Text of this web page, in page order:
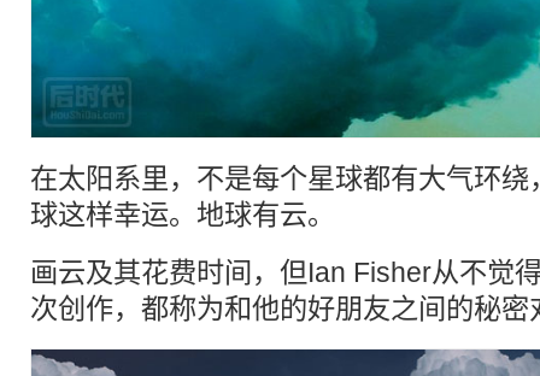
在太阳系里，不是每个星球都有大气环
球这样幸运。地球有云。
画云及其花费时间，但Ian Fisher从不觉
次创作，都称为和他的好朋友之间的秘密